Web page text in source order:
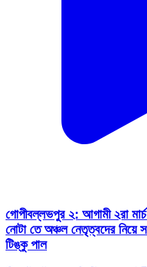
গোপীবল্লভপুর ২: আগামী ২রা
নোটা তে অঞ্চল নেতৃত্বদের
টিঙ্কু পাল